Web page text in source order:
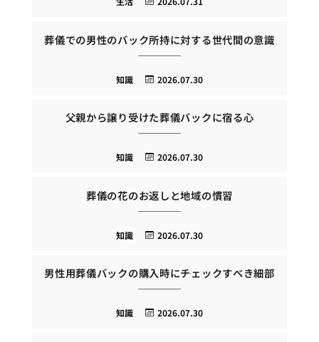
葬儀での男性のバック所持に対する世代間の意識
2026.07.30
知識
父親から譲り受けた葬儀バックに宿る心
2026.07.30
知識
葬儀の花のお返しと地域の慣習
2026.07.30
知識
男性用葬儀バックの購入時にチェックすべき細部
2026.07.30
知識